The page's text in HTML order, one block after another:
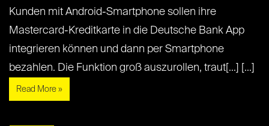
Kunden mit Android-Smartphone sollen ihre
Mastercard-Kreditkarte in die Deutsche Bank App
integrieren können und dann per Smartphone
bezahlen. Die Funktion groß auszurollen, traut[...] [...]
Read More »